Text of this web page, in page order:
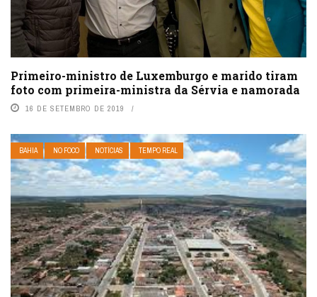
Primeiro-ministro de Luxemburgo e marido tiram
foto com primeira-ministra da Sérvia e namorada
16 DE SETEMBRO DE 2019
BAHIA NO FOCO NOTÍCIAS TEMPO REAL